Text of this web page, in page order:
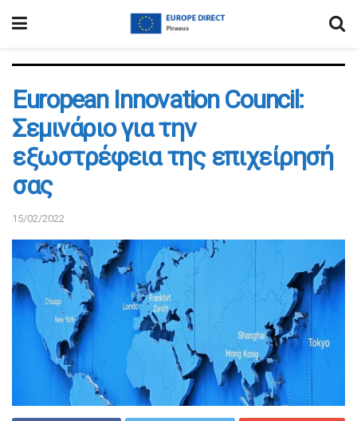
European Innovation Council:
Σεμινάριο για την
εξωστρέφεια της επιχείρησή
σας
15/02/2022